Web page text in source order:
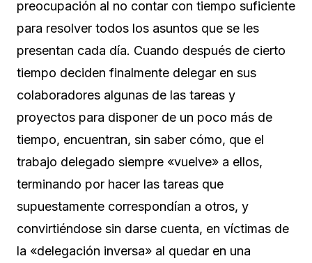
preocupación al no contar con tiempo suficiente
para resolver todos los asuntos que se les
presentan cada día. Cuando después de cierto
tiempo deciden finalmente delegar en sus
colaboradores algunas de las tareas y
proyectos para disponer de un poco más de
tiempo, encuentran, sin saber cómo, que el
trabajo delegado siempre «vuelve» a ellos,
terminando por hacer las tareas que
supuestamente correspondían a otros, y
convirtiéndose sin darse cuenta, en víctimas de
la «delegación inversa» al quedar en una